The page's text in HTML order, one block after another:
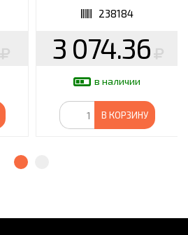
238184
3 074.36
в наличии
В КОРЗИНУ